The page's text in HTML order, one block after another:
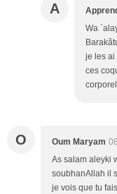
A
Wa
je les ai
ces
O Oum Maryam
As salam aleyki
soubhanAllah il
je vois que tu